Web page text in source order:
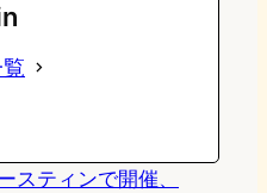
k
スティンで開催、